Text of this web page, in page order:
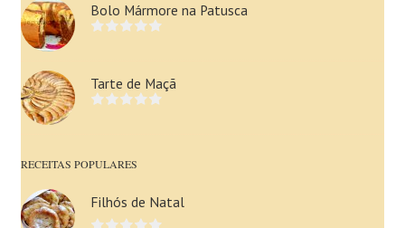
Bolo Mármore na Patusca
Tarte de Maçã
RECEITAS POPULARES
Filhós de Natal